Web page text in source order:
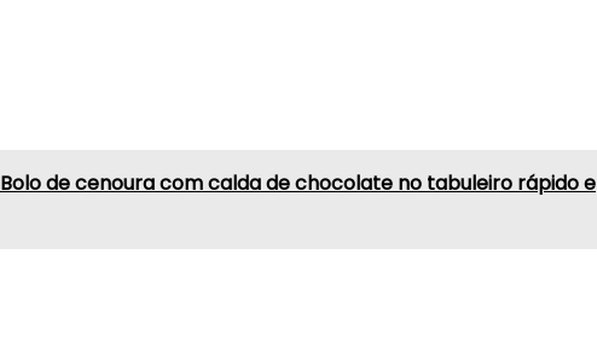
Bolo de cenoura com calda de chocolate no tabuleiro rápido e